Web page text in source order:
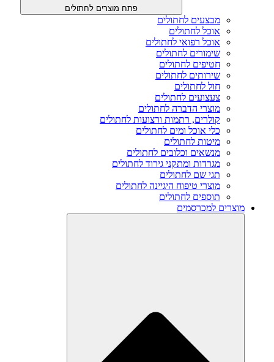
פתח מוצרים לחתולים
מבצעים לחתולים
אוכל לחתולים
אוכל רפואי לחתולים
שימורים לחתולים
חטיפים לחתולים
שירותים לחתולים
חול לחתולים
צעצועים לחתולים
מוצרי הדברה לחתולים
קולרים, רתמות ורצועות לחתולים
כלי אוכל ומים לחתולים
מיטות לחתולים
מנשאים וכלובים לחתולים
מגרדות ומתקני גירוד לחתולים
תגי שם לחתולים
מוצרי טיפוח היגיינה לחתולים
תוספים לחתולים
מוצרים למכרסמים